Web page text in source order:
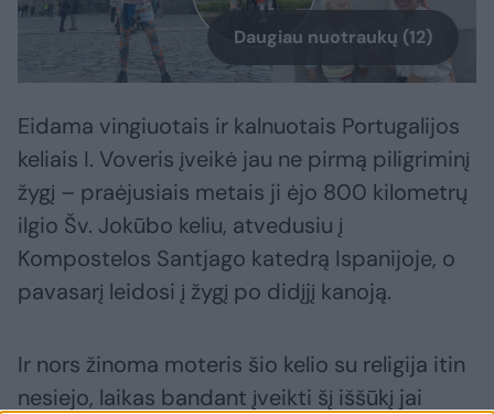
Daugiau nuotraukų (12)
Eidama vingiuotais ir kalnuotais Portugalijos
keliais I. Voveris įveikė jau ne pirmą piligriminį
žygį – praėjusiais metais ji ėjo 800 kilometrų
ilgio Šv. Jokūbo keliu, atvedusiu į
Kompostelos Santjago katedrą Ispanijoje, o
pavasarį leidosi į žygį po didįjį kanoją.
Ir nors žinoma moteris šio kelio su religija itin
nesiejo, laikas bandant įveikti šį iššūkį jai